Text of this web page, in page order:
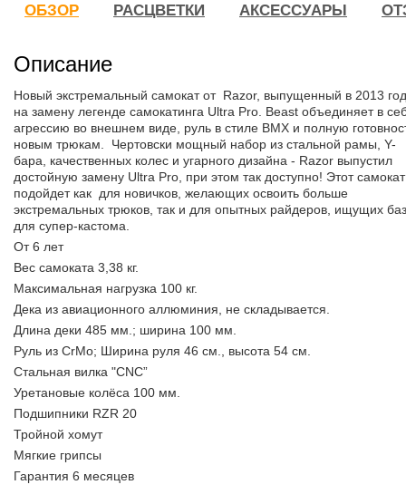
ОБЗОР РАСЦВЕТКИ АКСЕССУАРЫ
Описание
Новый экстремальный самокат от Razor, выпущенный в 2013
на замену легенде самокатинга Ultra Pro. Beast объединяет в
агрессию во внешнем виде, руль в стиле BMX и полную
новым трюкам. Чертовски мощный набор из стальной рамы, Y-
бара, качественных колес и угарного дизайна - Razor выпустил
достойную замену Ultra Pro, при этом так доступно! Этот самокат
подойдет как для новичков, желающих освоить больше
экстремальных трюков, так и для опытных райдеров, ищущих
для супер-кастома.
От 6 лет
Вес самоката 3,38 кг.
Максимальная нагрузка 100 кг.
Дека из авиационного аллюминия, не складывается.
Длина деки 485 мм.; ширина 100 мм.
Руль из CrMo; Ширина руля 46 см., высота 54 см.
Стальная вилка "CNC”
Уретановые колёса 100 мм.
Подшипники RZR 20
Тройной хомут
Мягкие грипсы
Гарантия 6 месяцев